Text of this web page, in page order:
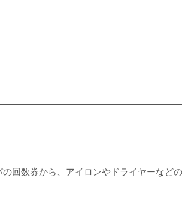
回数券から、アイロンやドライヤーなど